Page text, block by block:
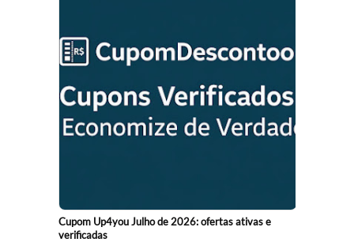
Cupom Up4you Julho de 2026: ofertas ativas e
verificadas